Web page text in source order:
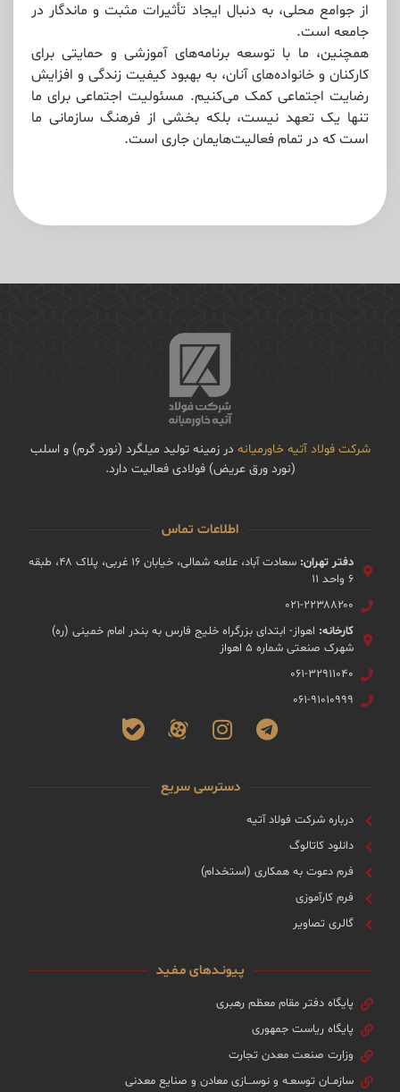
از جوامع محلی، به دنبال ایجاد تأثیرات مثبت و ماندگار در
جامعه است.
همچنین، ما با توسعه برنامه‌های آموزشی و حمایتی برای
کارکنان و خانواده‌های آنان، به بهبود کیفیت زندگی و افزایش
رضایت اجتماعی کمک می‌کنیم. مسئولیت اجتماعی برای ما
تنها یک تعهد نیست، بلکه بخشی از فرهنگ سازمانی ما
است که در تمام فعالیت‌هایمان جاری است.
شرکت فولاد آتیه خاورمیانه در زمینه تولید میلگرد (نورد گرم) و اسلب
(نورد ورق عریض) فولادی فعالیت دارد.
اطلاعات تماس
دفتر تهران:
سعادت آباد، علامه شمالی، خیابان ۱۶ غربی، پلاک ۴۸، طبقه
۶ واحد ۱۱
۰۲۱-۲۲۳۸۸۲۰۰
کارخانه: اهواز- ابتدای بزرگراه خلیج فارس به بندر امام خمینی (ره)
شهرک صنعتی شماره ۵ اهواز
۰۶۱-۳۲۹۱۱۰۴۰
۰۶۱-۹۱۰۱۰۹۹۹
دسترسی سریع
درباره شرکت فولاد آتیه
دانلود کاتالوگ
فرم دعوت به همکاری (استخدام)
فرم کارآموزی
گالری تصاویر
پـیونـدهای مـفـید
پایگاه دفتر مقام معظم رهبری
پایگاه ریاست جمهوری
وزارت صنعت معدن تجارت
سازمــان توسعـه و نوســـازی معادن و صنایع معدنی